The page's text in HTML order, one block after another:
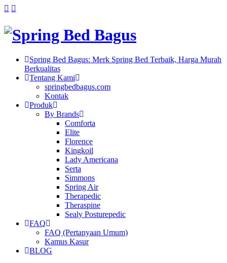
Spring Bed Bagus: Merk Spring Bed Terbaik, Harga Murah
Berkualitas
Tentang Kami
springbedbagus.com
Kontak
Produk
By Brands
Comforta
Elite
Florence
Kingkoil
Lady Americana
Serta
Simmons
Spring Air
Therapedic
Theraspine
Sealy Posturepedic
FAQ
FAQ (Pertanyaan Umum)
Kamus Kasur
BLOG